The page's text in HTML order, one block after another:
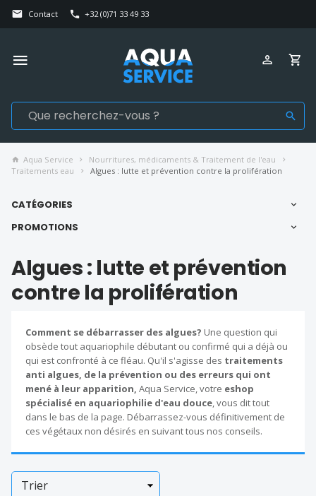
Contact +32 (0)71 33 49 33
Aqua Service
Nourritures, médicaments & Traitement de l'eau
Traitements eau
Algues : lutte et prévention contre la prolifération
CATÉGORIES
PROMOTIONS
Algues : lutte et prévention
contre la prolifération
Comment se débarrasser des algues? Une question qui
obsède tout aquariophile débutant ou confirmé qui a déjà ou
qui est confronté à ce fléau. Qu'il s'agisse des traitements
anti algues, de la prévention ou des erreurs qui ont
mené à leur apparition, Aqua Service, votre eshop
spécialisé en aquariophilie d'eau douce, vous dit tout
dans le bas de la page. Débarrassez-vous définitivement de
ces végétaux non désirés en suivant tous nos conseils.
Trier